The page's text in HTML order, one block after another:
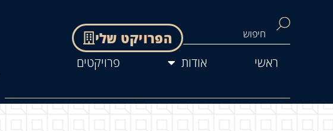
הפרויקט שלי
ראשי אודות פרויקטים